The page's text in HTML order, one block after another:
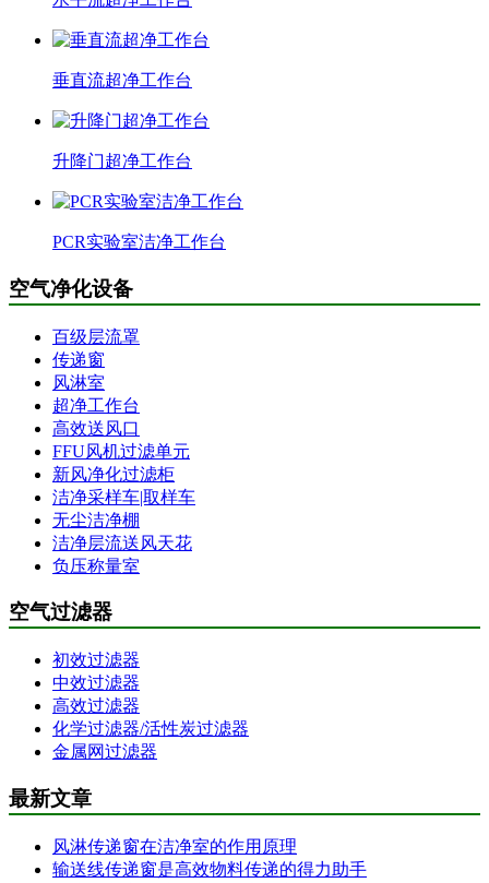
垂直流超净工作台
升降门超净工作台
PCR实验室洁净工作台
空气净化设备
百级层流罩
传递窗
风淋室
超净工作台
高效送风口
FFU风机过滤单元
新风净化过滤柜
洁净采样车|取样车
无尘洁净棚
洁净层流送风天花
负压称量室
空气过滤器
初效过滤器
中效过滤器
高效过滤器
化学过滤器/活性炭过滤器
金属网过滤器
最新文章
风淋传递窗在洁净室的作用原理
输送线传递窗是高效物料传递的得力助手